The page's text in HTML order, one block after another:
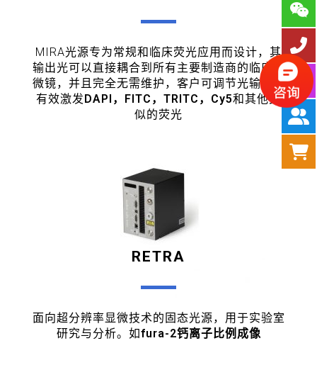
MIRA光源专为常规和临床荧光应用而设计，其
输出光可以直接耦合到所有主要制造商的临床显
微镜，并且完全无需维护，客户可调节光输出以
有效激发DAPI，FITC，TRITC，Cy5和其他类
似的荧光
RETRA
面向超分辨率显微技术的固态光源，用于实验室
研究与分析。如fura-2钙离子比例成像